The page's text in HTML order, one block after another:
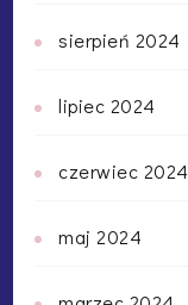
sierpień 2024
lipiec 2024
czerwiec 2024
maj 2024